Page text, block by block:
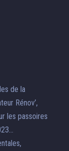
de la
Rénov’,
les passoires